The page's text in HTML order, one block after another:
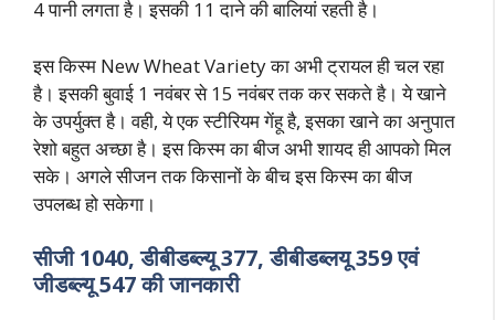
4 पानी लगता है। इसकी 11 दाने की बालियां रहती है।
इस किस्म New Wheat Variety का अभी ट्रायल ही चल रहा
है। इसकी बुवाई 1 नवंबर से 15 नवंबर तक कर सकते है। ये खाने
के उपर्युक्त है। वही, ये एक स्टीरियम गेंहू है, इसका खाने का अनुपात
रेशो बहुत अच्छा है। इस किस्म का बीज अभी शायद ही आपको मिल
सके। अगले सीजन तक किसानों के बीच इस किस्म का बीज
उपलब्ध हो सकेगा।
सीजी 1040, डीबीडब्ल्यू 377, डीबीडब्लयू 359 एवं
जीडब्ल्यू 547 की जानकारी